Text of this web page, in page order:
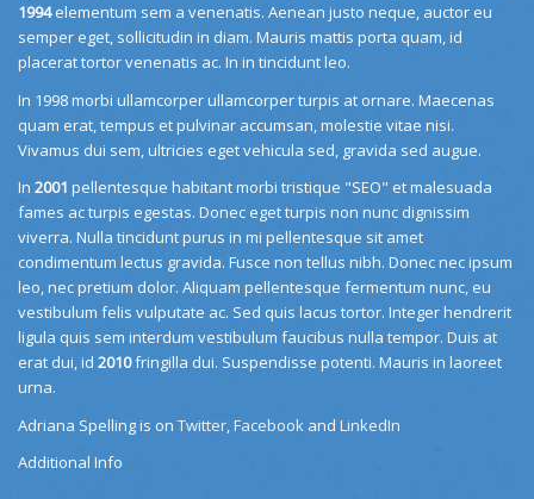
1994elementum sem a venenatis. Aenean justo neque, auctor eu
semper eget, sollicitudin in diam. Mauris mattis porta quam, id
placerat tortor venenatis ac. In in tincidunt leo.
In 1998 morbi ullamcorper ullamcorper turpis at ornare. Maecenas
quam erat, tempus et pulvinar accumsan, molestie vitae nisi.
Vivamus dui sem, ultricies eget vehicula sed, gravida sed augue.
In 2001 pellentesque habitant morbi tristique "SEO" et malesuada
fames ac turpis egestas. Donec eget turpis non nunc dignissim
viverra. Nulla tincidunt purus in mi pellentesque sit amet
condimentum lectus gravida. Fusce non tellus nibh. Donec nec ipsum
leo, nec pretium dolor. Aliquam pellentesque fermentum nunc, eu
vestibulum felis vulputate ac. Sed quis lacus tortor. Integer hendrerit
ligula quis sem interdum vestibulum faucibus nulla tempor. Duis at
erat dui, id 2010fringilla dui. Suspendisse potenti. Mauris in laoreet
urna.
Adriana Spelling is on Twitter,Facebook and LinkedIn
Additional Info